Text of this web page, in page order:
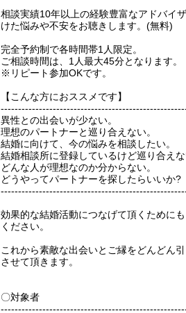
相談実績10年以上の経験豊富なアドバイ
けた悩みや不安をお聴きします。(無料)
完全予約制で各時間帯1人限定。
ご相談時間は、1人最大45分となります。
※リピート参加OKです。
【こんな方におススメです】
異性との出会いが少ない。
理想のパートナーと巡り合えない。
結婚に向けて、今の悩みを相談したい。
結婚相談所に登録しているけど巡り合えな
どんな人が理想なのか分からない。
どうやってパートナーを探したらいいか?
効果的な結婚活動につなげて頂くために
ください。
これから素敵な出会いとご縁をどんどん
させて頂きます。
〇対象者